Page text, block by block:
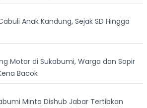
Anak Kandung, Sejak SD Hingga
Motor di Sukabumi, Warga dan Sopir
Bacok
Minta Dishub Jabar Tertibkan